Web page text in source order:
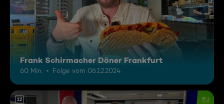
Frank Schirmacher Döner Frankfurt
60 Min. Folge vom 06.12.2024
12